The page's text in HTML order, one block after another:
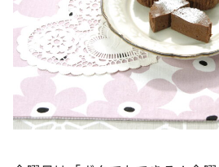
ＬＩＦＥ～夢のカタチ～
新婚さんいらっしゃい！
ポツンと一軒家
ザキ山小屋本館
ぺこぱのまるスポ